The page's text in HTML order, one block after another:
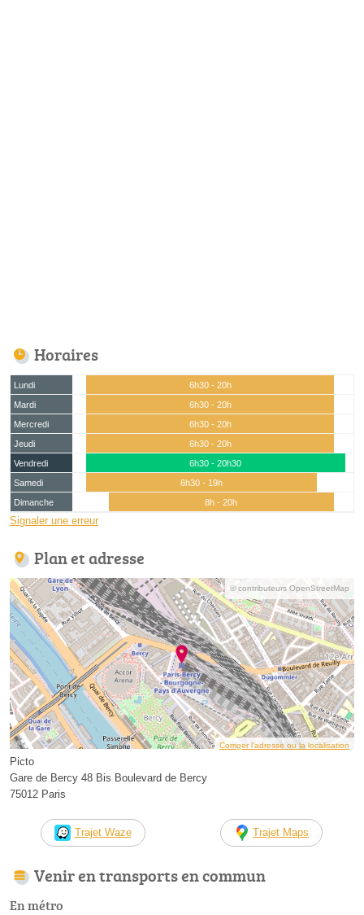
Horaires
Lundi
6h30 - 20h
Mardi
6h30 - 20h
Mercredi
6h30 - 20h
Jeudi
6h30 - 20h
Vendredi
6h30 - 20h30
Samedi
6h30 - 19h
Dimanche
8h - 20h
Signaler une erreur
Plan et adresse
© contributeurs OpenStreetMap
Corriger l’adresse ou la localisation
Picto
Gare de Bercy 48 Bis Boulevard de Bercy
75012 Paris
Trajet Waze Trajet Maps
Venir en transports en commun
En métro